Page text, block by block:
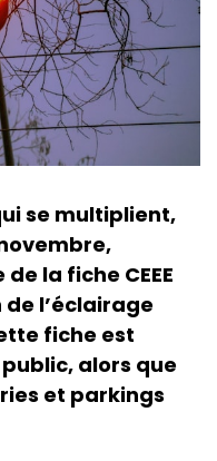
se multiplient,
la fiche CEEE
l’éclairage
fiche est
alors que
et parkings